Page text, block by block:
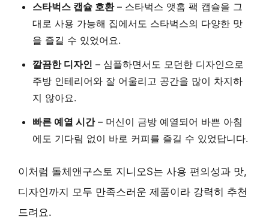
스타벅스 캡슐 호환– 스타벅스 앳홈 팩 캡슐을 그
대로 사용 가능해 집에서도 스타벅스의 다양한 맛
을 즐길 수 있었어요.
깔끔한 디자인 – 심플하면서도 모던한 디자인으로
주방 인테리어와 잘 어울리고 공간을 많이 차지하
지 않아요.
빠른 예열 시간– 머신이 금방 예열되어 바쁜 아침
에도 기다림 없이 바로 커피를 즐길 수 있었답니다.
이처럼 돌체앤구스토 지니오S는 사용 편의성과 맛,
디자인까지 모두 만족스러운 제품이라 강력히 추천
드려요.